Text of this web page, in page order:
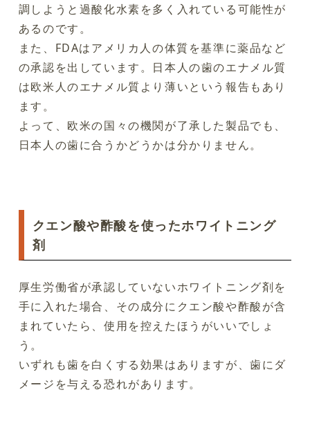
調しようと過酸化水素を多く入れている可能性が
あるのです。
また、FDAはアメリカ人の体質を基準に薬品など
の承認を出しています。日本人の歯のエナメル質
は欧米人のエナメル質より薄いという報告もあり
ます。
よって、欧米の国々の機関が了承した製品でも、
日本人の歯に合うかどうかは分かりません。
クエン酸や酢酸を使ったホワイトニング
剤
厚生労働省が承認していないホワイトニング剤を
手に入れた場合、その成分にクエン酸や酢酸が含
まれていたら、使用を控えたほうがいいでしょ
う。
いずれも歯を白くする効果はありますが、歯にダ
メージを与える恐れがあります。